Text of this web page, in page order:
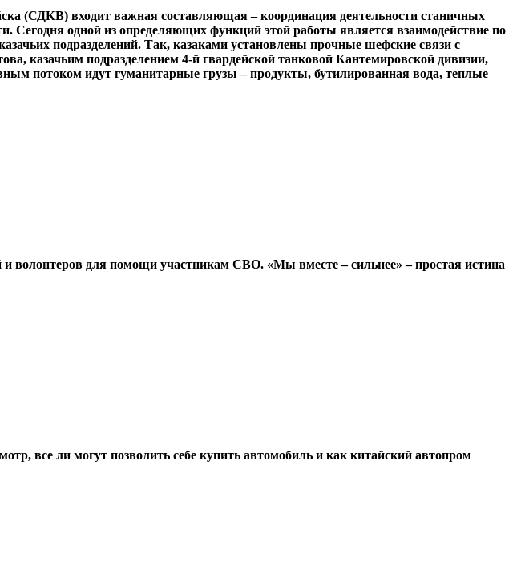
(СДКВ) входит важная составляющая – координация деятельности станичных
Сегодня одной из определяющих функций этой работы является взаимодействие по
подразделений. Так, казаками установлены прочные шефские связи с
казачьим подразделением 4-й гвардейской танковой Кантемировской дивизии,
потоком идут гуманитарные грузы – продукты, бутилированная вода, теплые
волонтеров для помощи участникам СВО. «Мы вместе – сильнее» – простая истина
все ли могут позволить себе купить автомобиль и как китайский автопром